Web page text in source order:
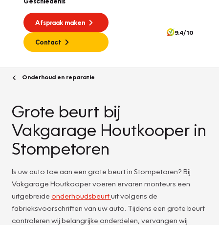
Afspraak maken
Contact
9.4/10
Onderhoud en reparatie
Grote beurt bij
Vakgarage Houtkooper in
Stompetoren
Is uw auto toe aan een grote beurt in Stompetoren? Bij
Vakgarage Houtkooper voeren ervaren monteurs een
uitgebreide onderhoudsbeurtuit volgens de
fabrieksvoorschriften van uw auto. Tijdens een grote beurt
controleren wij belangrijke onderdelen, vervangen wij